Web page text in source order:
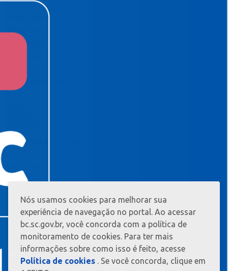
Programa de Cotação Pública
Requerimento Análise de Projetos
TeamViewer
EDITAIS E LICITAÇÕES
CONCURSOS & SELETIVOS
Nós usamos cookies para melhorar sua
experiência de navegação no portal. Ao acessar
bc.sc.gov.br, você concorda com a política de
monitoramento de cookies. Para ter mais
informações sobre como isso é feito, acesse
Política de cookies . Se você concorda, clique em